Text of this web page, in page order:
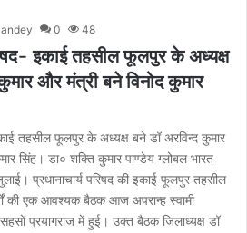
0 48
इकाई तहसील फूलपुर के अध्यक्ष
और मंत्री बने विनोद कुमार
तहसील फूलपुर के अध्यक्ष बने डॉ अरविन्द कुमार
सिंह। डा० शक्ति कुमार पाण्डेय ग्लोबल भारत
प्रधानाचार्य परिषद की इकाई फूलपुर तहसील
की एक आवश्यक बैठक आज अपरान्ह स्वामी
प्रयागराज में हुई। उक्त बैठक जिलाध्यक्ष डॉ